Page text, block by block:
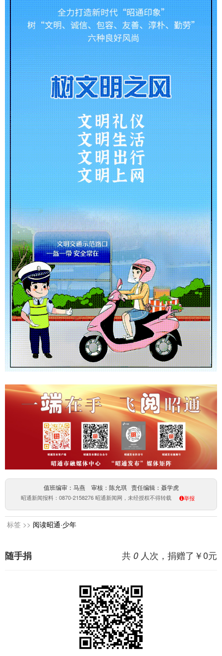
值班编审：马燕 审核：陈允琪 责任编辑：聂学虎
昭通新闻报料：0870-2158276 昭通新闻网，未经授权不得转载 举报
标签 >> 阅读昭通·少年
共 0 人次，捐赠了￥0元
随手捐